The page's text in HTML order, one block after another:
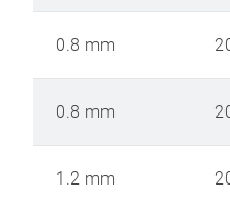
0.8 mm
0.8 mm
1.2 mm